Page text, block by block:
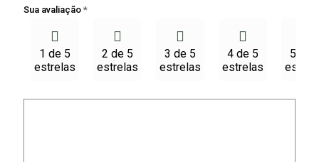
Sua avaliação *
1 de 5
estrelas
2 de 5
estrelas
3 de 5
estrelas
4 de 5
estrelas
5 de